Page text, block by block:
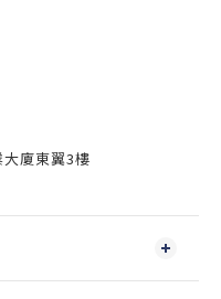
廈東翼3樓